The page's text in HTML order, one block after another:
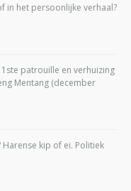
in het persoonlijke verhaal?
patrouille en verhuizing
Mentang (december
Harense kip of ei. Politiek